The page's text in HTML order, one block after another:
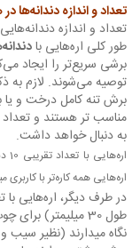
تعداد و اندازه دندانه‌ها
تعداد و اندازه
طور کلی اره‌هایی با
برشی سریع‌تر را ایجاد
توصیه می‌شوند. لازم به
برش تنه کامل درخت و
مناسب تر هستند و تعداد
به دنبال خواهد داشت.
اره‌هایی با تعداد تقریبی 10 دندانه در طول 30 میلیمتر یا به قولی
اره‌هایی همه کاره‌تر با
در طرف دیگر، اره‌هایی با
طول 30 میلیمتر)
نگاه میدارند (نظیر سیب